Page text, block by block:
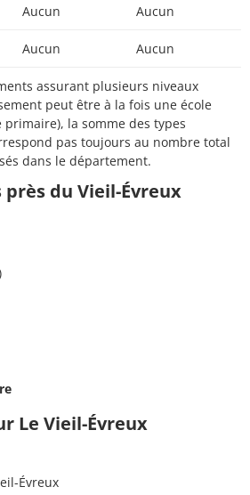
Aucun Aucun
Aucun Aucun
assurant plusieurs niveaux
peut être à la fois une école
la somme des types
pas toujours au nombre total
dans le département.
du Vieil-Évreux
Le Vieil-Évreux
Évreux